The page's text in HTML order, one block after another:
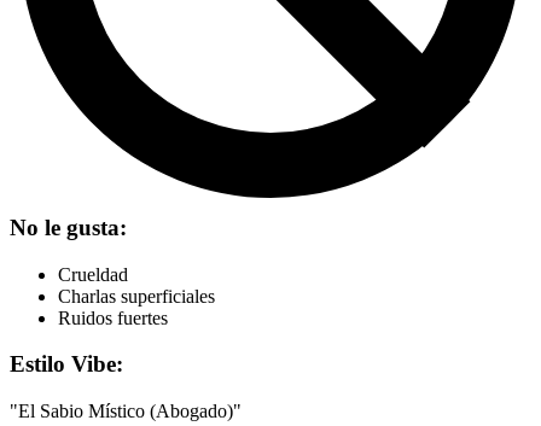
No le gusta:
Crueldad
Charlas superficiales
Ruidos fuertes
Estilo Vibe:
"El Sabio Místico (Abogado)"